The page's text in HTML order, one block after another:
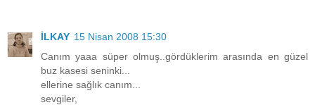
İLKAY 15 Nisan 2008 15:30
Canım yaaa süper olmuş..gördüklerim arasında en güzel
buz kasesi seninki...
ellerine sağlık canım...
sevgiler,